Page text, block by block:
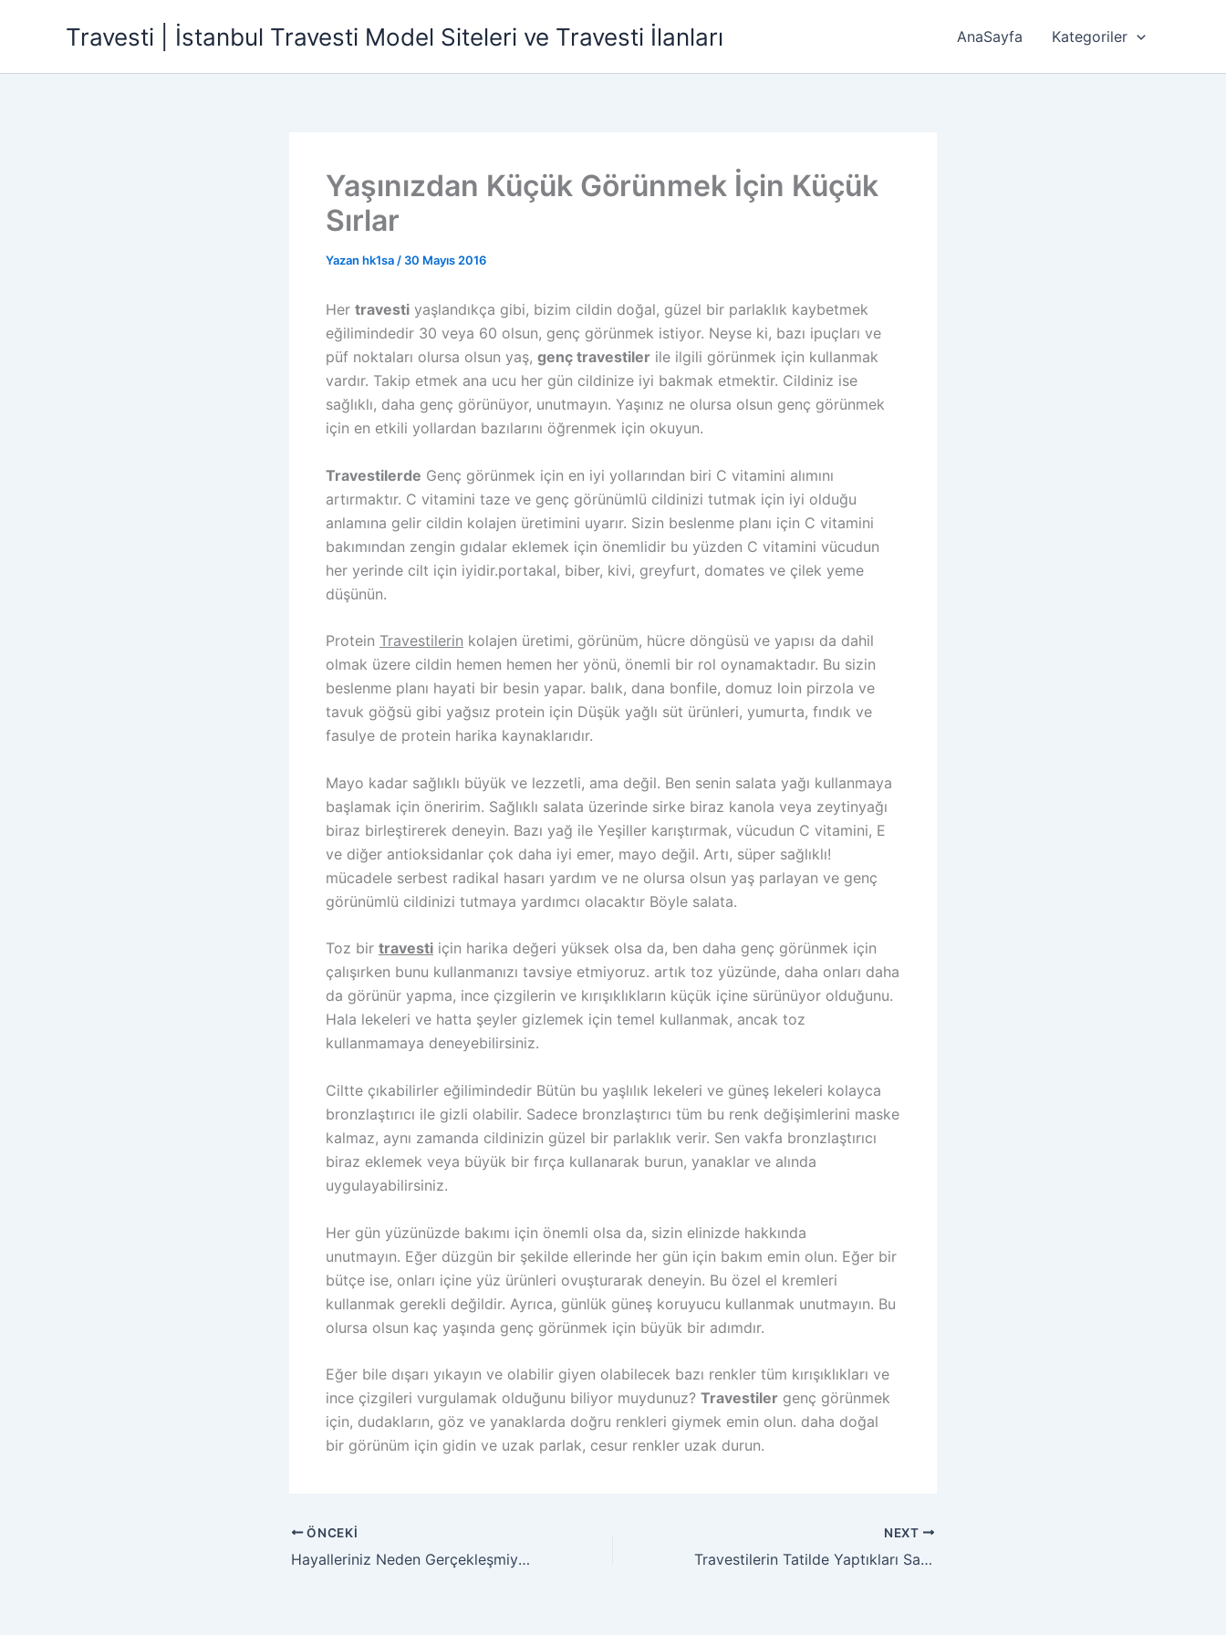
Travesti | İstanbul Travesti Model Siteleri ve Travesti İlanları AnaSayfa Kategoriler
Yaşınızdan Küçük Görünmek İçin Küçük
Sırlar
Yazan hk1sa / 30 Mayıs 2016
Her travesti yaşlandıkça gibi, bizim cildin doğal, güzel bir parlaklık kaybetmek
eğilimindedir 30 veya 60 olsun, genç görünmek istiyor. Neyse ki, bazı ipuçları ve
püf noktaları olursa olsun yaş, genç travestiler ile ilgili görünmek için kullanmak
vardır. Takip etmek ana ucu her gün cildinize iyi bakmak etmektir. Cildiniz ise
sağlıklı, daha genç görünüyor, unutmayın. Yaşınız ne olursa olsun genç görünmek
için en etkili yollardan bazılarını öğrenmek için okuyun.
Travestilerde Genç görünmek için en iyi yollarından biri C vitamini alımını
artırmaktır. C vitamini taze ve genç görünümlü cildinizi tutmak için iyi olduğu
anlamına gelir cildin kolajen üretimini uyarır. Sizin beslenme planı için C vitamini
bakımından zengin gıdalar eklemek için önemlidir bu yüzden C vitamini vücudun
her yerinde cilt için iyidir.portakal, biber, kivi, greyfurt, domates ve çilek yeme
düşünün.
Protein Travestilerin kolajen üretimi, görünüm, hücre döngüsü ve yapısı da dahil
olmak üzere cildin hemen hemen her yönü, önemli bir rol oynamaktadır. Bu sizin
beslenme planı hayati bir besin yapar. balık, dana bonfile, domuz loin pirzola ve
tavuk göğsü gibi yağsız protein için Düşük yağlı süt ürünleri, yumurta, fındık ve
fasulye de protein harika kaynaklarıdır.
Mayo kadar sağlıklı büyük ve lezzetli, ama değil. Ben senin salata yağı kullanmaya
başlamak için öneririm. Sağlıklı salata üzerinde sirke biraz kanola veya zeytinyağı
biraz birleştirerek deneyin. Bazı yağ ile Yeşiller karıştırmak, vücudun C vitamini, E
ve diğer antioksidanlar çok daha iyi emer, mayo değil. Artı, süper sağlıklı!
mücadele serbest radikal hasarı yardım ve ne olursa olsun yaş parlayan ve genç
görünümlü cildinizi tutmaya yardımcı olacaktır Böyle salata.
Toz bir travesti için harika değeri yüksek olsa da, ben daha genç görünmek için
çalışırken bunu kullanmanızı tavsiye etmiyoruz. artık toz yüzünde, daha onları daha
da görünür yapma, ince çizgilerin ve kırışıklıkların küçük içine sürünüyor olduğunu.
Hala lekeleri ve hatta şeyler gizlemek için temel kullanmak, ancak toz
kullanmamaya deneyebilirsiniz.
Ciltte çıkabilirler eğilimindedir Bütün bu yaşlılık lekeleri ve güneş lekeleri kolayca
bronzlaştırıcı ile gizli olabilir. Sadece bronzlaştırıcı tüm bu renk değişimlerini maske
kalmaz, aynı zamanda cildinizin güzel bir parlaklık verir. Sen vakfa bronzlaştırıcı
biraz eklemek veya büyük bir fırça kullanarak burun, yanaklar ve alında
uygulayabilirsiniz.
Her gün yüzünüzde bakımı için önemli olsa da, sizin elinizde hakkında
unutmayın. Eğer düzgün bir şekilde ellerinde her gün için bakım emin olun. Eğer bir
bütçe ise, onları içine yüz ürünleri ovuşturarak deneyin. Bu özel el kremleri
kullanmak gerekli değildir. Ayrıca, günlük güneş koruyucu kullanmak unutmayın. Bu
olursa olsun kaç yaşında genç görünmek için büyük bir adımdır.
Eğer bile dışarı yıkayın ve olabilir giyen olabilecek bazı renkler tüm kırışıklıkları ve
ince çizgileri vurgulamak olduğunu biliyor muydunuz? Travestiler genç görünmek
için, dudakların, göz ve yanaklarda doğru renkleri giymek emin olun. daha doğal
bir görünüm için gidin ve uzak parlak, cesur renkler uzak durun.
ÖNCEKI
Hayalleriniz Neden Gerçekleşmiyor
NEXT
Travestilerin Tatilde Yaptıkları Sağlık Hataları